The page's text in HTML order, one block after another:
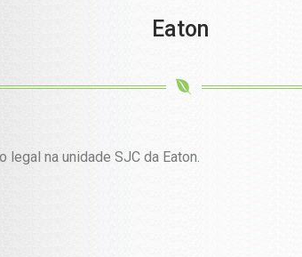
Eaton
na unidade SJC da Eaton.